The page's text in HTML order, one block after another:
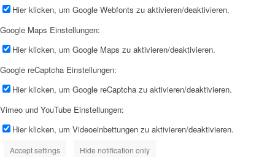
Hier klicken, um Google Webfonts zu aktivieren/deaktivieren.
Google Maps Einstellungen:
Hier klicken, um Google Maps zu aktivieren/deaktivieren.
Google reCaptcha Einstellungen:
Hier klicken, um Google reCaptcha zu aktivieren/deaktivieren.
Vimeo und YouTube Einstellungen:
Hier klicken, um Videoeinbettungen zu aktivieren/deaktivieren.
Accept settings Hide notification only